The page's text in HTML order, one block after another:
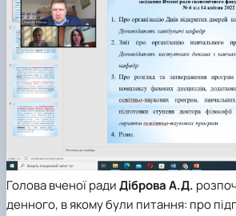
Голова вченої радиДіброва А.Д.
денного, в якому були питання: про